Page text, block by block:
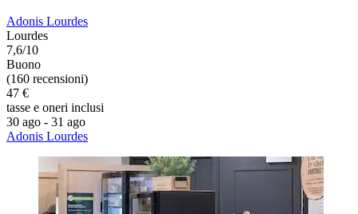
Adonis Lourdes
Lourdes
7,6/10
Buono
(160 recensioni)
47 €
tasse e oneri inclusi
30 ago - 31 ago
Adonis Lourdes